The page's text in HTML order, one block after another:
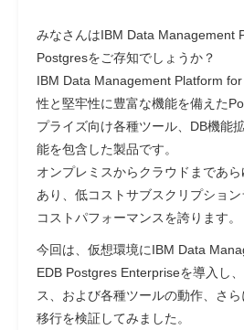
みなさんはIBM Data Management
Postgresをご存知でしょうか？
IBM Data Management Platform
性と堅牢性に豊富な機能を備えた
プライズ向け各種ツール、DB機能
能を包含した製品です。
オンプレミスからクラウドまであ
あり、低コストサブスクリプショ
コストパフォーマンスを誇ります。
今回は、仮想環境にIBM Data
EDB Postgres Enterpriseを導入し
ス、および各種ツールの動作、さ
移行を検証してみました。